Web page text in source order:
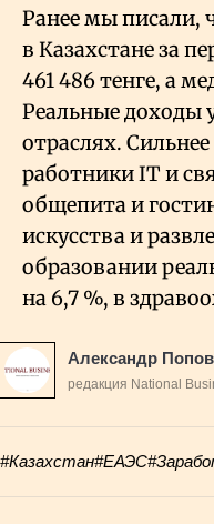
Ранее мы писали,
в Казахстане за
461486 тенге, а
Реальные доходы
отраслях.
работники IT и
общепита и
искусства и
образовании
на 6,7 %, в
Александр Попов
редакция National
#Казахстан#ЕАЭС